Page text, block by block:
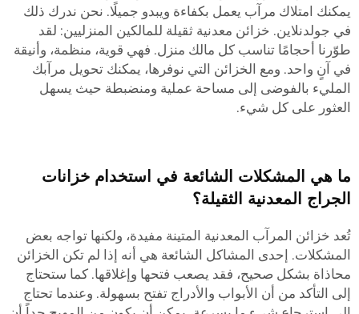
يمكنك امتلاك مرآب يعمل بكفاءة ويبدو جميلًا. نحن ندرك ذلك
في جولدنلاين. خزائن معدنية ثقيلة للمالكين المنزليين: لقد
طوّرنا أحجامًا تناسب كل مالك منزل. فهي قوية، منظمة، وأنيقة
في آنٍ واحد. ومع الخزائن التي نوفرها، يمكنك تحويل مرآبك
المليء بالفوضى إلى مساحة عملية ومنضبطة حيث يسهل
العثور على كل شيء.
ما هي المشكلات الشائعة في استخدام خزانات
الجراج المعدنية الثقيلة؟
تُعد خزائن المرآب المعدنية المتينة مفيدة، ولكنها تواجه بعض
المشكلات. إحدى المشاكل الشائعة هي أنه إذا لم تكن الخزائن
محاذاة بشكل صحيح، فقد يصعب فتحها وإغلاقها. كما ستحتاج
إلى التأكد من أن الأبواب والأدراج تفتح بسهولة. وعندما تحتاج